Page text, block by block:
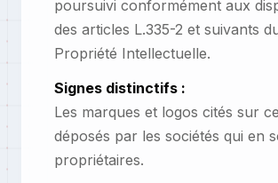
poursuivi conformément aux
des articles L.335-2 et suivants
Propriété Intellectuelle.
Signes distinctifs :
Les marques et logos cités sur
déposés par les sociétés qui en
propriétaires.